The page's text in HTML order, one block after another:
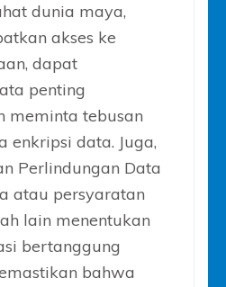
dunia maya,
akses ke
dapat
penting
meminta tebusan
enkripsi data. Juga,
Perlindungan Data
atau persyaratan
lain menentukan
bertanggung
bahwa